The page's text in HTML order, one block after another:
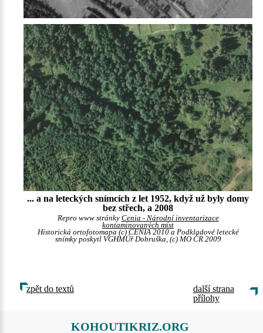
... a na leteckých snímcích z let 1952, když už byly domy
bez střech, a 2008
Repro www stránky Cenia - Národní inventarizace
kontaminovaných míst
Historická ortofotomapa (c) CENIA 2010 a Podkladové letecké
snímky poskytl VGHMÚř Dobruška, (c) MO ČR 2009
zpět do textů
další strana
přílohy
KOHOUTIKRIZ.ORG